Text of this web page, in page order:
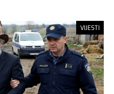
VIJESTI